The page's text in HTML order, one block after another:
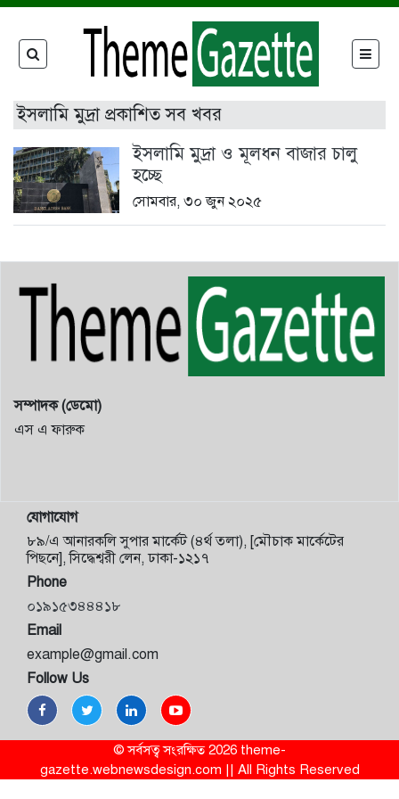
ইসলামি মুদ্রা প্রকাশিত সব খবর
ইসলামি মুদ্রা ও মূলধন বাজার চালু
হচ্ছে
সোমবার, ৩০ জুন ২০২৫
সম্পাদক (ডেমো)
এস এ ফারুক
যোগাযোগ
৮৯/এ আনারকলি সুপার মার্কেট (৪র্থ তলা), [মৌচাক মার্কেটের
পিছনে], সিদ্ধেশ্বরী লেন, ঢাকা-১২১৭
Phone
০১৯১৫৩৪৪৪১৮
Email
example@gmail.com
Follow Us
© সর্বসত্ব সংরক্ষিত 2026 theme-
gazette.webnewsdesign.com || All Rights Reserved